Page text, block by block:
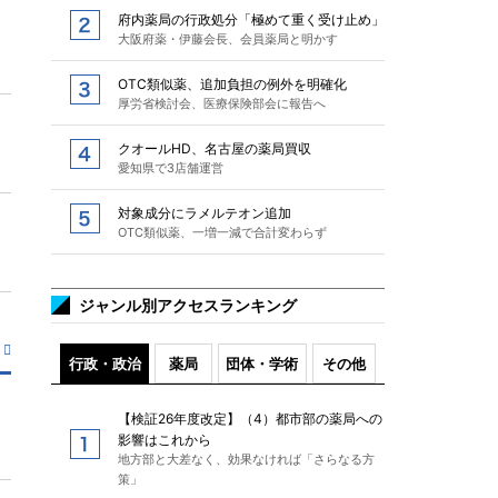
府内薬局の行政処分「極めて重く受け止め」
大阪府薬・伊藤会長、会員薬局と明かす
OTC類似薬、追加負担の例外を明確化
厚労省検討会、医療保険部会に報告へ
クオールHD、名古屋の薬局買収
愛知県で3店舗運営
対象成分にラメルテオン追加
OTC類似薬、一増一減で合計変わらず
ジャンル別アクセスランキング
行政・政治 薬局 団体・学術 その他
【検証26年度改定】（4）都市部の薬局への
影響はこれから
地方部と大差なく、効果なければ「さらなる方
策」